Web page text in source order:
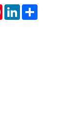
PinterestLinkedIn